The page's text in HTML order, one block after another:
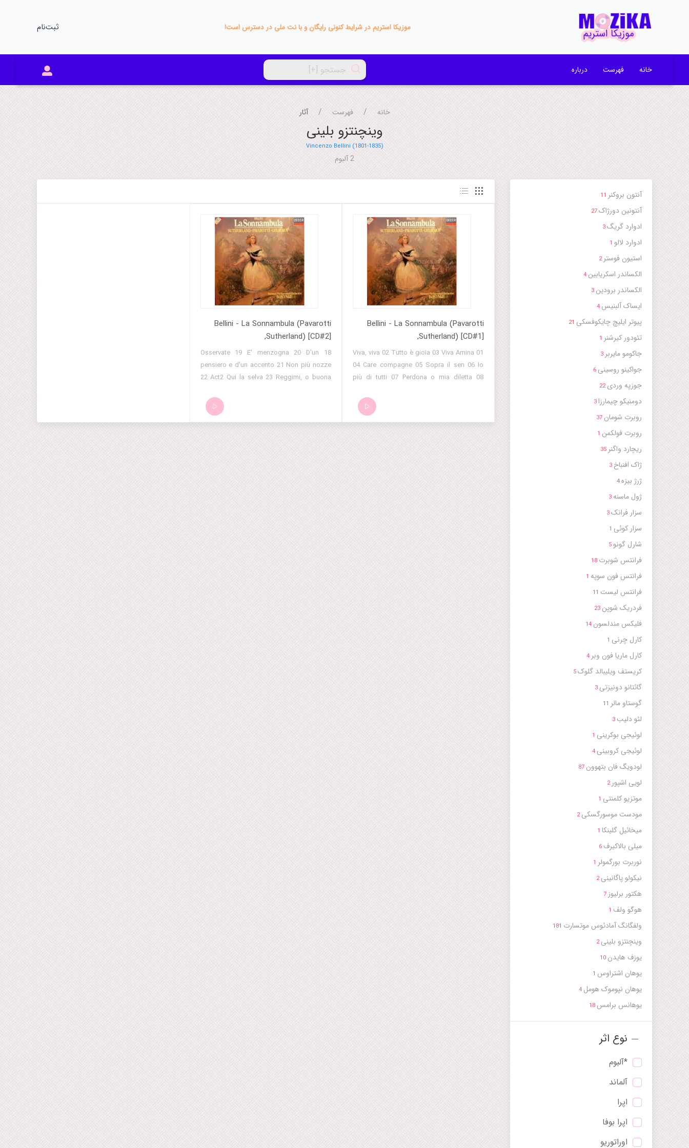
موزیکا استریم در شرایط کنونی رایگان و با نت ملی در دسترس است! ثبت‌نام
خانه فهرست درباره
خانه فهرست آثار
وینچنتزو بلینی
Vincenzo Bellini (1801-1835)
2 آلبوم
آنتون بروکنر
آنتونین دورژاک
ادوارد گریگ
ادوارد لالو
استیون فوستر 2
الکساندر اسکریابین
الکساندر برودین
ایساک آلبنیس
پیوتر ایلیچ چایکوفسکی
تئودور کیرشنر
جاکومو مایربر
جواکینو روسینی
جوزپه وردی22
دومنیکو چیمارزا
روبرت شومان
روبرت فولکمن
ریچارد واگنر
ژاک افنباخ
ژرژ بیزه
ژول ماسنه
سزار فرانک
سزار کوئی
شارل گونو
فرانتس شوبرت
فرانتس فون سوپه
فرانتس لیست
فردریک شوپن
فلیکس مندلسون
کارل چرنی
کارل ماریا فون وبر
کریستف ویلیبالد گلوک
گائتانو دونیزتی
گوستاو مالر
لئو دلیب
لوئیجی بوکرینی
لوئیجی کروبینی
لودویگ فان بتهوون
لویی اشپور 2
موتزیو کلمنتی
مودست موسورگسکی2
میخائیل گلینکا
میلی بالاکیرف
نوربرت بورگمولر
نیکولو پاگانینی2
هکتور برلیوز
هوگو ولف
ولفگانگ آمادئوس موتسارت
وینچنتزو بلینی2
یوزف هایدن
یوهان اشتراوس
یوهان نپوموک هومل
یوهانس برامس
نوع اثر
*آلبوم
آلماند
اپرا
اپرا بوفا
اوراتوریو
Bellini - La Sonnambula (Pavarotti
,Sutherland) [CD#1]
01 Viva, viva 02 Tutto è gioia 03 Viva Amina
04 Care compagne 05 Sopra il sen 06 Io
più di tutti 07 Perdona o mia diletta 08
aggiorni 10 Vi ravviso, o luoghi ameni 11
Contezza del paese 12 A fosco cielo 13
Bellini - La Sonnambula (Pavarotti
,Sutherland) [CD#2]
18 Osservate 19 E' menzogna 20 D'un
pensiero e d'un accento 21 Non più nozze
22 Act2 Qui la selva 23 Reggimi, o buona
Ah, perchè non posso odiarti 27 Lasciami
28 De' lieti auguri 29 E fia pue vero 30 Lisa